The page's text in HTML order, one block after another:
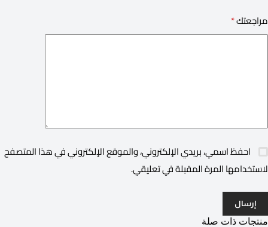
مراجعتك*
احفظ اسمي، بريدي الإلكتروني، والموقع الإلكتروني في هذا المتصفح
لاستخدامها المرة المقبلة في تعليقي.
إرسال
منتجات ذات صلة